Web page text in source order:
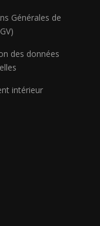
Générales de
des données
intérieur